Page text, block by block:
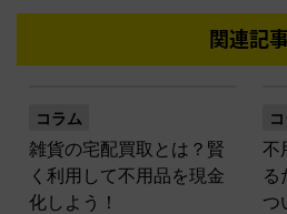
関連記
コラム
雑貨の宅配買取とは？賢
く利用して不用品を現金
化しよう！
不
る
つ